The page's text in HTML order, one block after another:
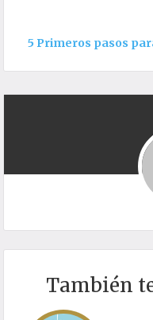
5 Primeros pasos
También